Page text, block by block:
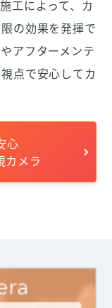
工によって、カ
の効果を発揮で
アフターメンテ
点で安心してカ
心
カメラ